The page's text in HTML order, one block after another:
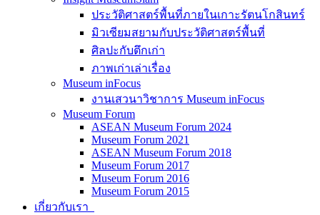
ประวัติศาสตร์พื้นที่ภายในเกาะรัตนโกสินทร์
มิวเซียมสยามกับประวัติศาสตร์พื้นที่
ศิลปะกับตึกเก่า
ภาพเก่าเล่าเรื่อง
Museum inFocus
งานเสวนาวิชาการ Museum inFocus
Museum Forum
ASEAN Museum Forum 2024
Museum Forum 2021
ASEAN Museum Forum 2018
Museum Forum 2017
Museum Forum 2016
Museum Forum 2015
เกี่ยวกับเรา